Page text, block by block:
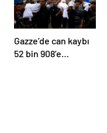
Gazze’de can kaybı
52 bin 908’e
yükseldi